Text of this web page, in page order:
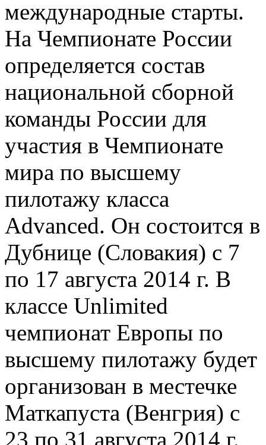
международные старты.
На Чемпионате России
определяется состав
национальной сборной
команды России для
участия в Чемпионате
мира по высшему
пилотажу класса
Advanced. Он состоится в
Дубнице (Словакия) с 7
по 17 августа 2014 г. В
классе Unlimited
чемпионат Европы по
высшему пилотажу будет
организован в местечке
Маткапуста (Венгрия) с
23 по 31 августа 2014 г.